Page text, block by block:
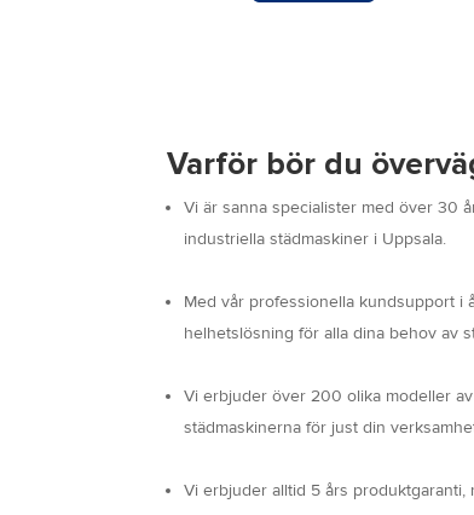
Varför bör du
Vi är sanna specialister med över 30
industriella städmaskiner i Uppsala.
Med vår professionella kundsupport i
helhetslösning för alla dina behov av
Vi erbjuder över 200 olika modeller
städmaskinerna för just din
Vi erbjuder alltid 5 års